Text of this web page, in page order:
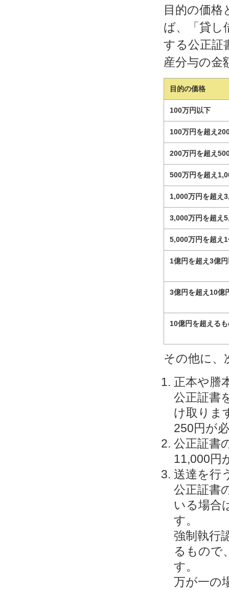
目的の価格
ば、「貸し
する公正証
産分与の金
目的の価格
100万円以下
100万円を超え
200万円を超え
500万円を超え
1,000万円を超え
3,000万円を超え
5,000万円を超え
1億円を超え3億
3億円を超え10億
10億円を超える
その他に、
正本や謄
公正証書
け取りま
250円が
公正証書
11,000円
送達を行
公正証書
いる場合
す。
強制執行
るもので
す。
万が一の